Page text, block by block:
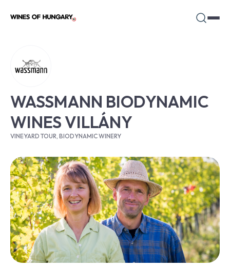
WASSMANN BIODYNAMIC
WINES VILLÁNY
VINEYARD TOUR, BIODYNAMIC WINERY